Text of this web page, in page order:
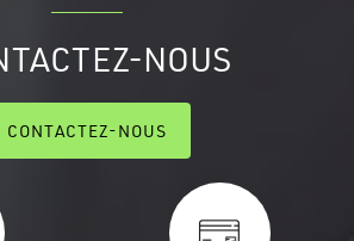
NOUS
CONTACTEZ-NOUS